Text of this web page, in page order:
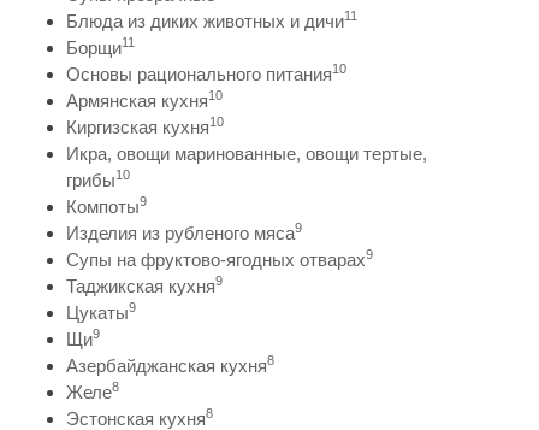
Блюда из диких животных и дичи11
Борщи11
Основы рационального питания10
Армянская кухня10
Киргизская кухня10
Икра, овощи маринованные, овощи тертые,
грибы10
Компоты9
Изделия из рубленого мяса9
Супы на фруктово-ягодных отварах9
Таджикская кухня9
Цукаты9
Щи9
Азербайджанская кухня8
Желе8
Эстонская кухня8